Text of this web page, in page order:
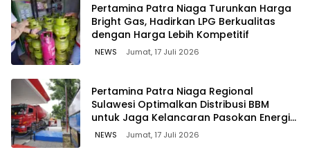
Pertamina Patra Niaga Turunkan Harga
Bright Gas, Hadirkan LPG Berkualitas
dengan Harga Lebih Kompetitif
NEWS Jumat, 17 Juli 2026
Pertamina Patra Niaga Regional
Sulawesi Optimalkan Distribusi BBM
untuk Jaga Kelancaran Pasokan Energi
di Seluruh Wilayah Sulawesi
NEWS Jumat, 17 Juli 2026